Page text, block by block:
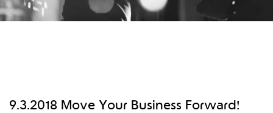
9.3.2018 Move Your Business Forward!